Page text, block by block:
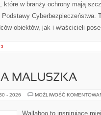
w branży ochrony mają
Cyberbezpieczeństwa.
obiektów, jak i właścicieli
MALUSZKA
- 2026 MOŻLIWOŚĆ
Wallaboo to inspirujące